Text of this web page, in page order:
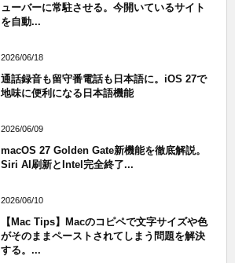
ューバーに常駐させる。今開いているサイト
を自動...
2026/06/18
通話録音も留守番電話も日本語に。iOS 27で
地味に便利になる日本語機能
2026/06/09
macOS 27 Golden Gate新機能を徹底解説。
Siri AI刷新とIntel完全終了...
2026/06/10
【Mac Tips】Macのコピペで文字サイズや色
がそのままペーストされてしまう問題を解決
する。...